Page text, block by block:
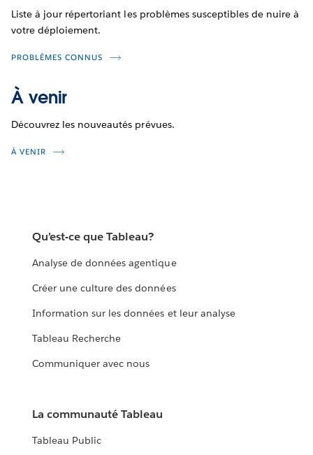
Liste à jour répertoriant les problèmes susceptibles de nuire à
votre déploiement.
PROBLÈMES CONNUS
À venir
Découvrez les nouveautés prévues.
À VENIR
Qu’est-ce que Tableau?
Analyse de données agentique
Créer une culture des données
Information sur les données et leur analyse
Tableau Recherche
Communiquer avec nous
La communauté Tableau
Tableau Public